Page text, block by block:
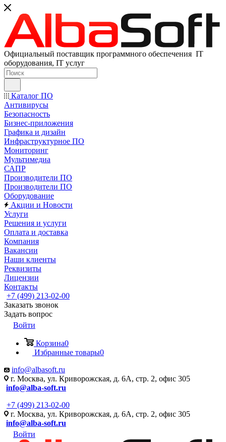
Официальный поставщик программного обеспечения IT
оборудования, IT услуг
Каталог ПО
Антивирусы
Безопасность
Бизнес-приложения
Графика и дизайн
Инфраструктурное ПО
Мониторинг
Мультимедиа
САПР
Производители ПО
Производители ПО
Оборудование
Акции и Новости
Услуги
Решения и услуги
Оплата и доставка
Компания
Вакансии
Наши клиенты
Реквизиты
Лицензии
Контакты
+7 (499) 213-02-00
Заказать звонок
Задать вопрос
Войти
Корзина0
Избранные товары0
info@albasoft.ru
г. Москва, ул. Криворожская, д. 6А, стр. 2, офис 305
info@alba-soft.ru
+7 (499) 213-02-00
г. Москва, ул. Криворожская, д. 6А, стр. 2, офис 305
info@alba-soft.ru
Войти